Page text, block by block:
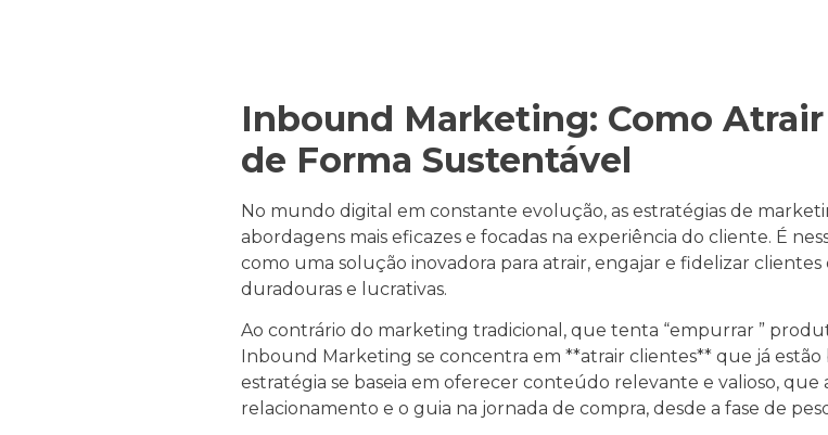
Inbound Marketing: Como
de Forma Sustentável
No mundo digital em constante evolução, as estratégias de
abordagens mais eficazes e focadas na experiência do cliente. É
como uma solução inovadora para atrair, engajar e fidelizar
duradouras e lucrativas.
Ao contrário do marketing tradicional, que tenta “empurrar ”
Inbound Marketing se concentra em **atrair clientes** que já
estratégia se baseia em oferecer conteúdo relevante e valioso,
relacionamento e o guia na jornada de compra, desde a fase de